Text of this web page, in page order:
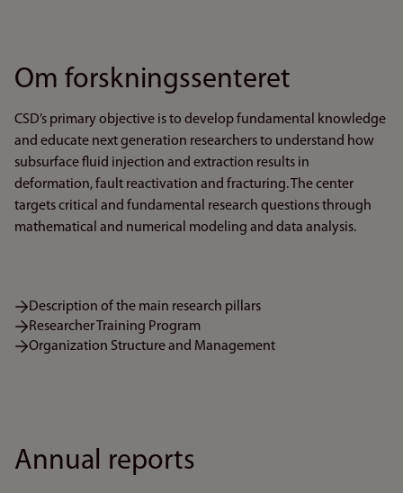
Om forskningssenteret
CSD’s primary objective is to develop fundamental knowledge
and educate next generation researchers to understand how
subsurface fluid injection and extraction results in
deformation, fault reactivation and fracturing. The center
targets critical and fundamental research questions through
mathematical and numerical modeling and data analysis.
Description of the main research pillars
Researcher Training Program
Organization Structure and Management
Annual reports